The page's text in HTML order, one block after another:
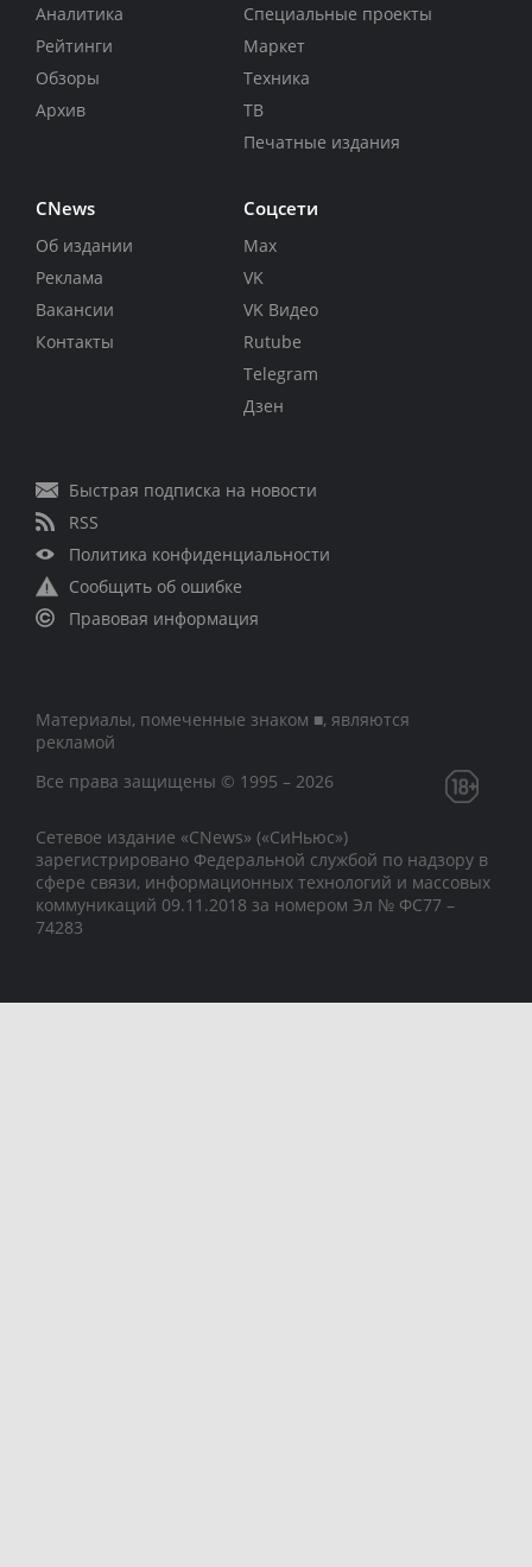
Аналитика
Рейтинги
Обзоры
Архив
Специальные проекты
Маркет
Техника
ТВ
Печатные издания
CNews
Об издании
Реклама
Вакансии
Контакты
Соцсети
Max
VK
VK Видео
Rutube
Telegram
Дзен
Быстрая подписка на новости
RSS
Политика конфиденциальности
Сообщить об ошибке
Правовая информация
Материалы, помеченные знаком ■, являются
рекламой
Все права защищены © 1995 – 2026
Сетевое издание «CNews» («СиНьюс»)
зарегистрировано Федеральной службой по надзору в
сфере связи, информационных технологий и массовых
коммуникаций 09.11.2018 за номером Эл № ФС77 –
74283